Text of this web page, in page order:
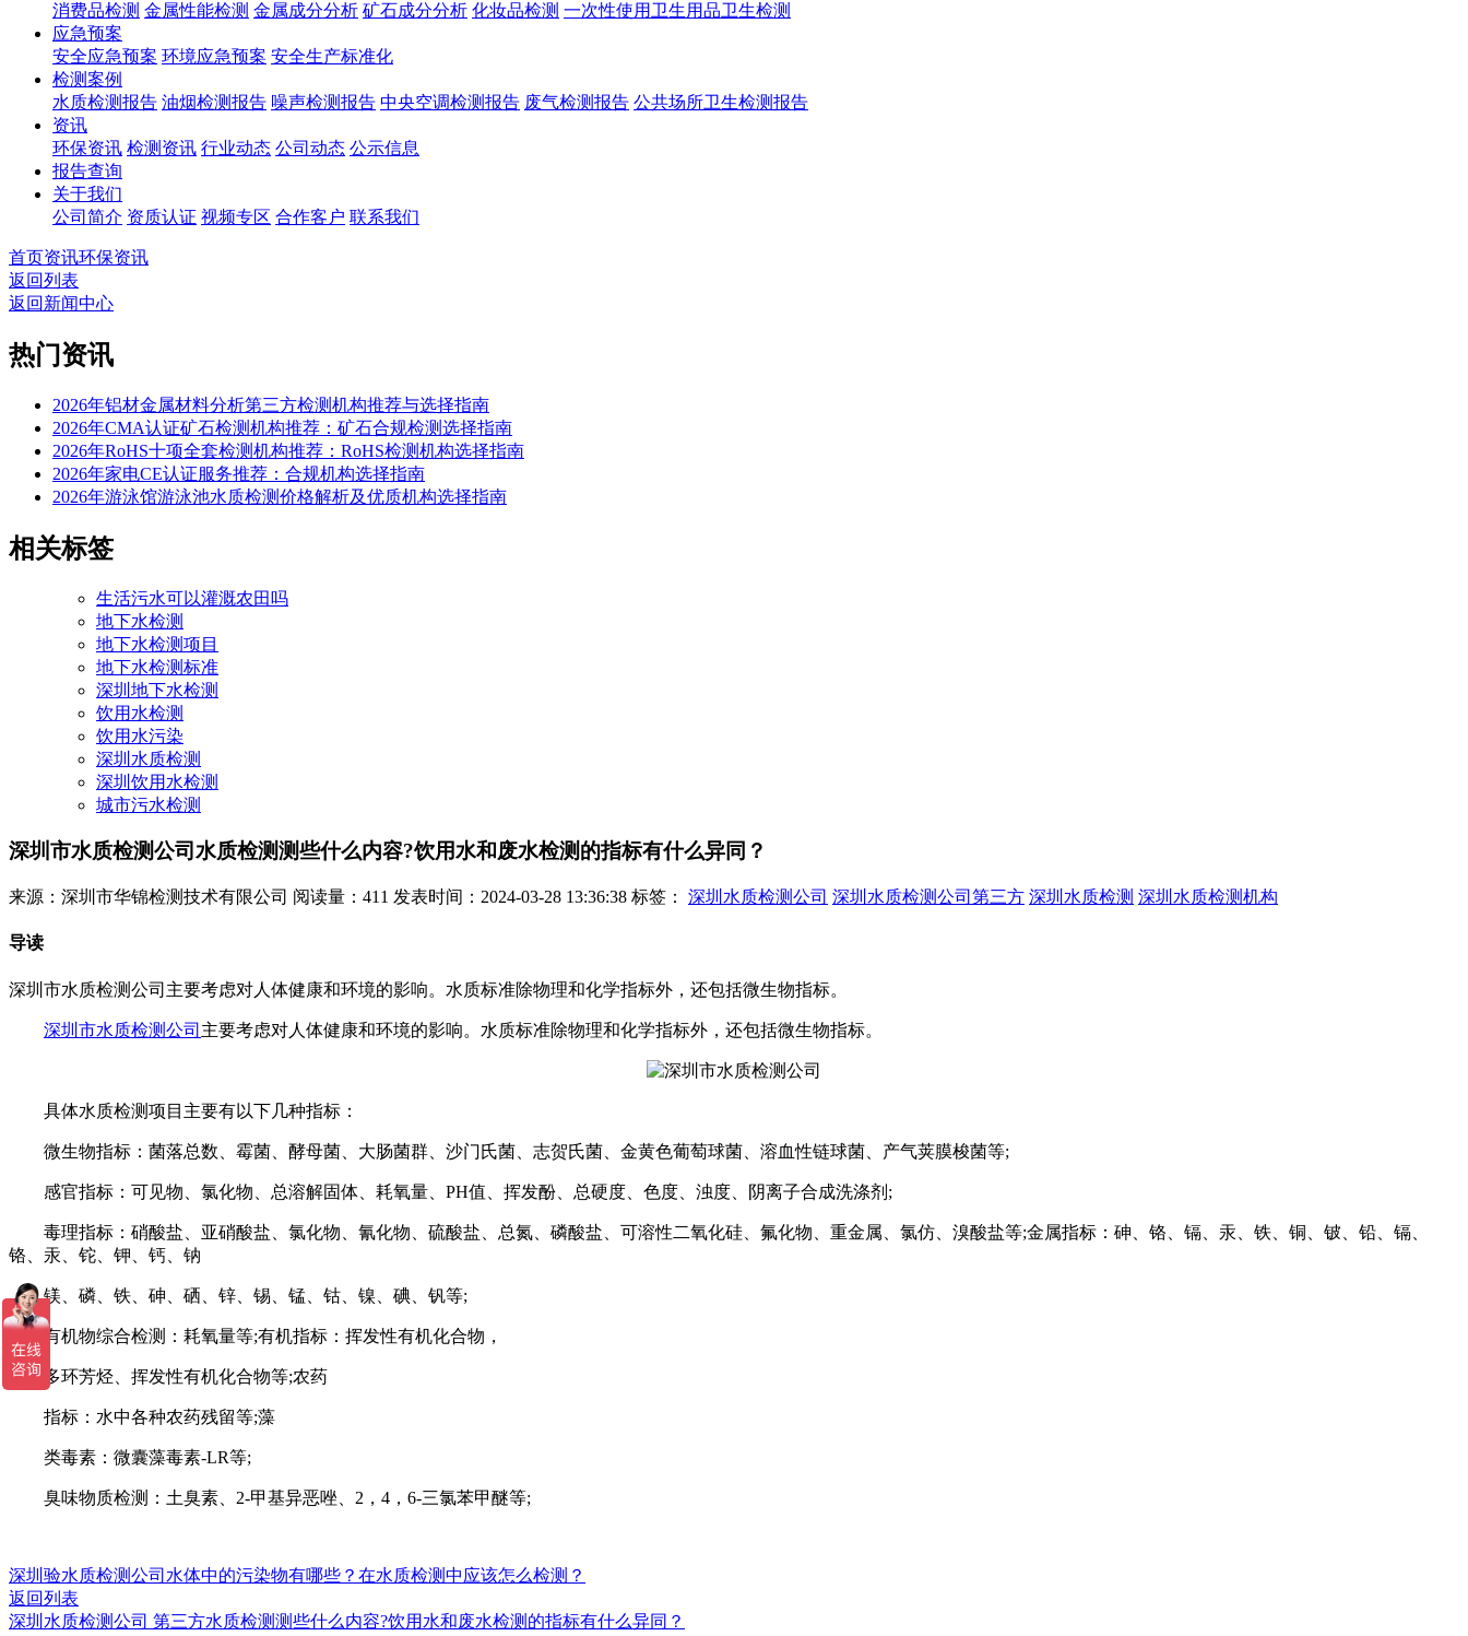
消费品检测 金属性能检测 金属成分分析 矿石成分分析 化妆品检测 一次性使用卫生用品卫生检测
应急预案
安全应急预案 环境应急预案 安全生产标准化
检测案例
水质检测报告 油烟检测报告 噪声检测报告 中央空调检测报告 废气检测报告 公共场所卫生检测报告
资讯
环保资讯 检测资讯 行业动态 公司动态 公示信息
报告查询
关于我们
公司简介 资质认证 视频专区 合作客户 联系我们
首页资讯环保资讯
返回列表
返回新闻中心
热门资讯
2026年铝材金属材料分析第三方检测机构推荐与选择指南
2026年CMA认证矿石检测机构推荐：矿石合规检测选择指南
2026年RoHS十项全套检测机构推荐：RoHS检测机构选择指南
2026年家电CE认证服务推荐：合规机构选择指南
2026年游泳馆游泳池水质检测价格解析及优质机构选择指南
相关标签
生活污水可以灌溉农田吗
地下水检测
地下水检测项目
地下水检测标准
深圳地下水检测
饮用水检测
饮用水污染
深圳水质检测
深圳饮用水检测
城市污水检测
深圳市水质检测公司水质检测测些什么内容?饮用水和废水检测的指标有什么异同？
来源：深圳市华锦检测技术有限公司 阅读量：411 发表时间：2024-03-28 13:36:38 标签： 深圳水质检测公司 深圳水质检测公司第三方 深圳水质检测 深圳水质检测机构
导读
深圳市水质检测公司主要考虑对人体健康和环境的影响。水质标准除物理和化学指标外，还包括微生物指标。
深圳市水质检测公司 主要考虑对人体健康和环境的影响。水质标准除物理和化学指标外，还包括微生物指标。
具体水质检测项目主要有以下几种指标：
微生物指标：菌落总数、霉菌、酵母菌、大肠菌群、沙门氏菌、志贺氏菌、金黄色葡萄球菌、溶血性链球菌、产气荚膜梭菌等;
感官指标：可见物、氯化物、总溶解固体、耗氧量、PH值、挥发酚、总硬度、色度、浊度、阴离子合成洗涤剂;
毒理指标：硝酸盐、亚硝酸盐、氯化物、氰化物、硫酸盐、总氮、磷酸盐、可溶性二氧化硅、氟化物、重金属、氯仿、溴酸盐等;金属指标：砷、铬、镉、汞、铁、铜、铍、铅、镉、
铬、汞、铊、钾、钙、钠
镁、磷、铁、砷、硒、锌、锡、锰、钴、镍、碘、钒等;
有机物综合检测：耗氧量等;有机指标：挥发性有机化合物，
多环芳烃、挥发性有机化合物等;农药
指标：水中各种农药残留等;藻
类毒素：微囊藻毒素-LR等;
臭味物质检测：土臭素、2-甲基异恶唑、2，4，6-三氯苯甲醚等;
深圳验水质检测公司水体中的污染物有哪些？在水质检测中应该怎么检测？
返回列表
深圳水质检测公司 第三方水质检测测些什么内容?饮用水和废水检测的指标有什么异同？